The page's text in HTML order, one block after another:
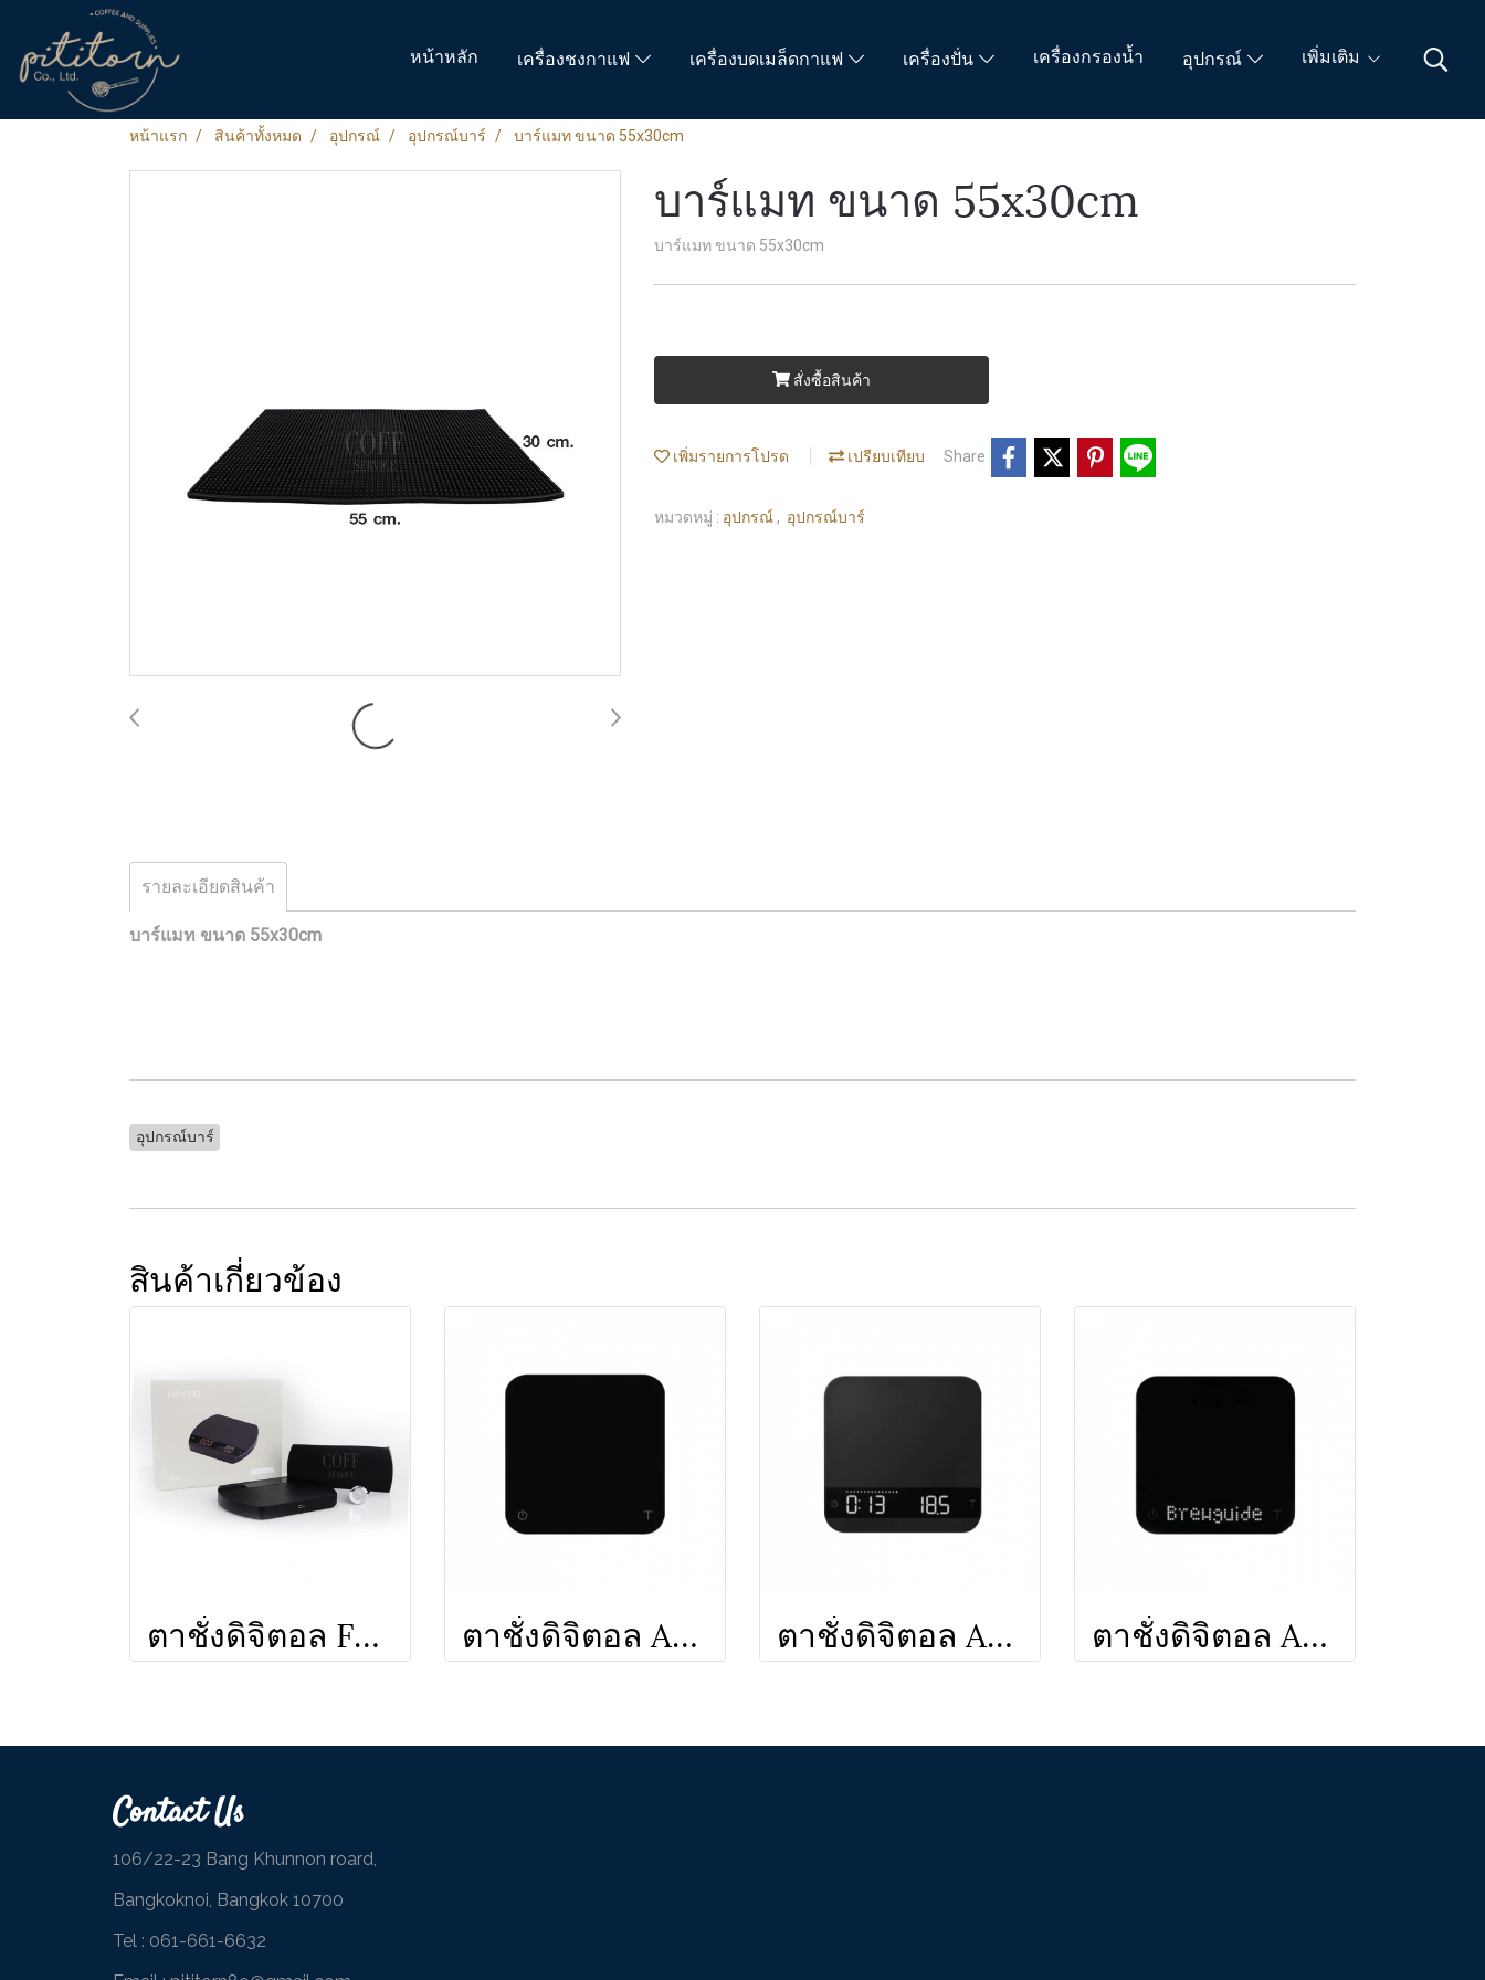
หน้าหลัก เครื่องชงกาแฟ เครื่องบดเมล็ดกาแฟ เครื่องปั่น เครื่องกรองน้ำ อุปกรณ์ เพิ่มเติม
หน้าแรก สินค้าทั้งหมด อุปกรณ์ อุปกรณ์บาร์ บาร์แมท ขนาด 55x30cm
บาร์แมท ขนาด 55x30cm
บาร์แมท ขนาด 55x30cm
สั่งซื้อสินค้า
เพิ่มรายการโปรด เปรียบเทียบ Share
หมวดหมู่ : อุปกรณ์ , อุปกรณ์บาร์
รายละเอียดสินค้า
บาร์แมท ขนาด 55x30cm
อุปกรณ์บาร์
สินค้าเกี่ยวข้อง
ตาชั่งดิจิตอล FELICITA ARC ตาชั่งดิจิตอล Acaia Pearl2021 ตาชั่งดิจิตอล Acaia Lunar ตาชั่งดิจิตอล Acaia Pearl Model S
Contact Us
106/22-23 Bang Khunnon roard,
Bangkoknoi, Bangkok 10700
Tel : 061-661-6632